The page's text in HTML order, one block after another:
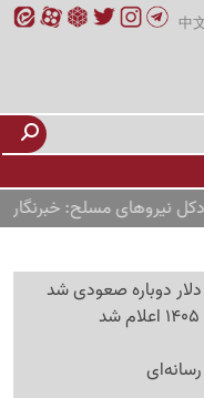
中
مسلح: خبرنگاران